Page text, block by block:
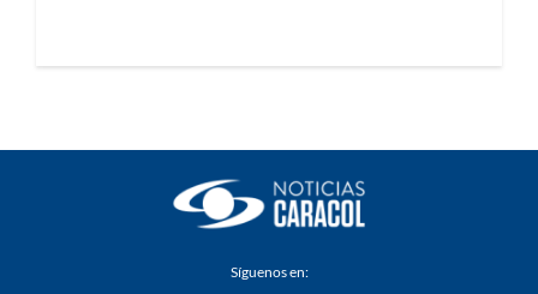
Síguenos en: